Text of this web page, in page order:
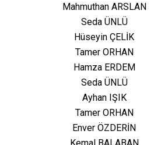
Mahmuthan ARSLAN
Seda ÜNLÜ
Hüseyin ÇELİK
Tamer ORHAN
Hamza ERDEM
Seda ÜNLÜ
Ayhan IŞIK
Tamer ORHAN
Enver ÖZDERİN